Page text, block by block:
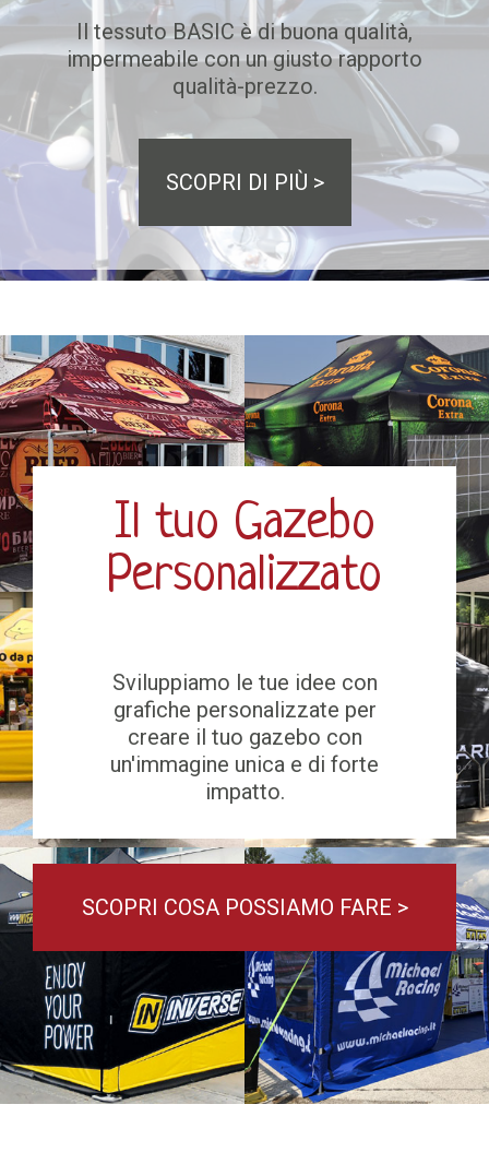
Il tessuto BASIC è di buona qualità,
impermeabile con un giusto rapporto
qualità-prezzo.
SCOPRI DI PIÙ >
Il tuo Gazebo
Personalizzato
Sviluppiamo le tue idee con
grafiche personalizzate per
creare il tuo gazebo con
un'immagine unica e di forte
impatto.
SCOPRI COSA POSSIAMO FARE >